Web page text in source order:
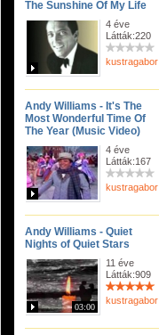
The Sunshine Of My Life
4 éve
Látták:220
kustragabor
Andy Williams - It's The
Most Wonderful Time Of
The Year (Music Video)
4 éve
Látták:167
kustragabor
Andy Williams - Quiet
Nights of Quiet Stars
03:00
11 éve
Látták:909
kustragabor